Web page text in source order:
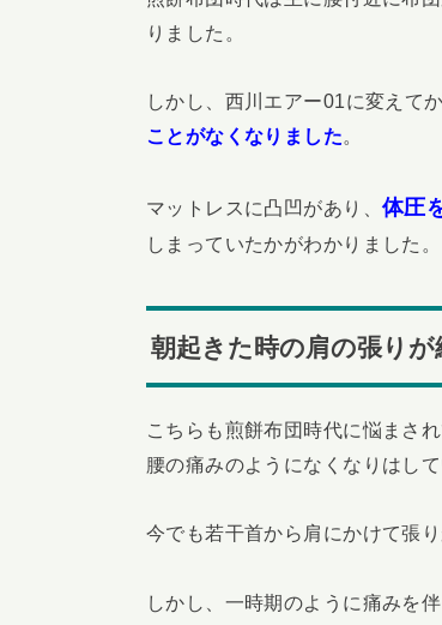
りました。
しかし、西川エアー01に変えて
ことがなくなりました。
マットレスに凸凹があり、 体圧
しまっていたかがわかりました。
朝起きた時の肩の張りが
こちらも煎餅布団時代に悩まされ
腰の痛みのようになくなりはして
今でも若干首から肩にかけて張
しかし、一時期のように痛みを